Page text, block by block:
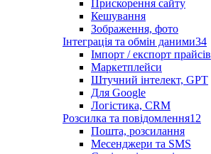
Прискорення сайту
Кешування
Зображення, фото
Інтеграція та обмін даними34
Імпорт / експорт прайсів
Маркетплейси
Штучний інтелект, GPT
Для Google
Логістика, CRM
Розсилка та повідомлення12
Пошта, розсилання
Месенджери та SMS